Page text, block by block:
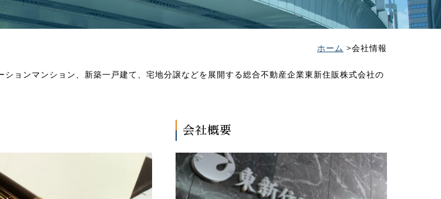
ホーム 会社情報
ョンマンション、新築一戸建て、宅地分譲などを展開する総合不動産企業東新住販株式会社の
会社概要